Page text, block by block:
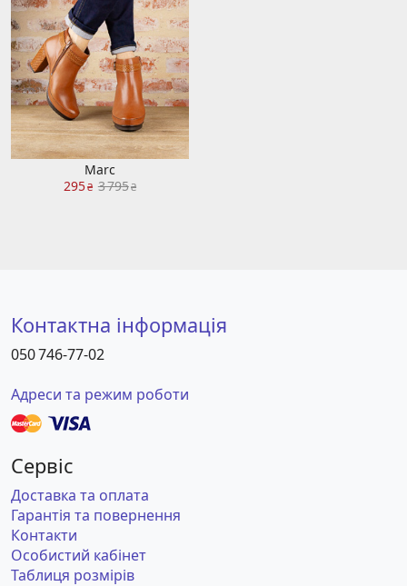
Marc
295₴ 3 795₴
Контактна інформація
050 746-77-02
Адреси та режим роботи
Сервіс
Доставка та оплата
Гарантія та повернення
Контакти
Особистий кабінет
Таблиця розмірів